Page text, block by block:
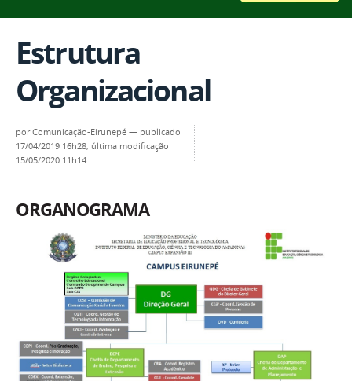
Estrutura
Organizacional
porComunicação-Eirunepé — publicado
17/04/2019 16h28, última modificação
15/05/2020 11h14
ORGANOGRAMA